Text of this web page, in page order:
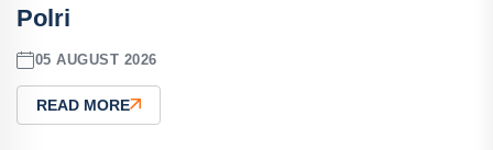
Polri
05 AUGUST 2026
READ MORE